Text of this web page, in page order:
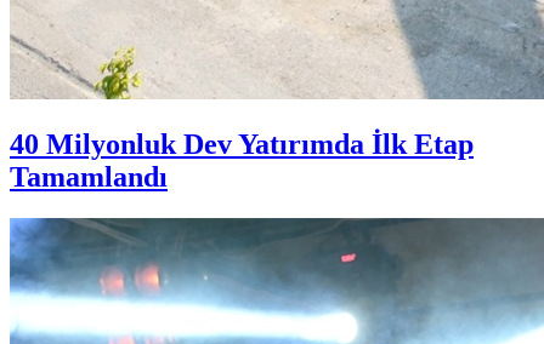
40 Milyonluk Dev Yatırımda İlk Etap
Tamamlandı